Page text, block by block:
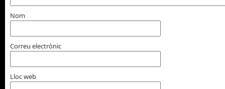
Nom
Correu electrònic
Lloc web